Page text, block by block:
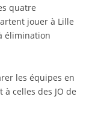
quatre
jouer à Lille
élimination
les équipes en
celles des JO de